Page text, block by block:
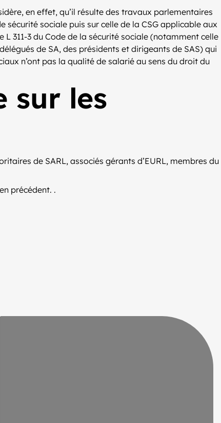
en effet, qu’il résulte des travaux parlementaires
sécurité sociale puis sur celle de la CSG applicable aux
L 311-3 du Code de la sécurité sociale (notamment celle
de SA, des présidents et dirigeants de SAS) qui
n’ont pas la qualité de salarié au sens du droit du
sur les
de SARL, associés gérants d’EURL, membres du
précédent. .